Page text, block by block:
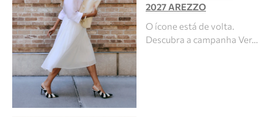
2027 AREZZO
O ícone está de volta.
Descubra a campanha Ver…